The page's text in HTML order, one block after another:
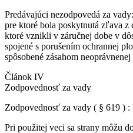
Predávajúci nezodpovedá za vady:
pre ktoré bola poskytnutá zľava z
ktoré vznikli v záručnej dobe v
spojené s porušením ochrannej
spôsobené zásahom
Článok IV
Zodpovednosť za vady
Zodpovednosť za vady ( § 619 ) :
Pri použitej veci sa strany môžu